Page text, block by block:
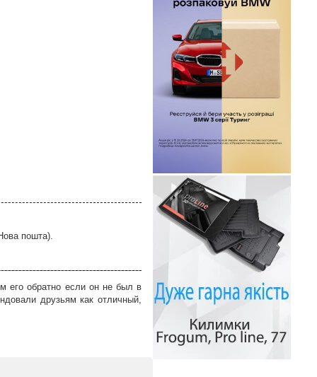
пошта).
его обратно если он не был в
друзьям как отличный,